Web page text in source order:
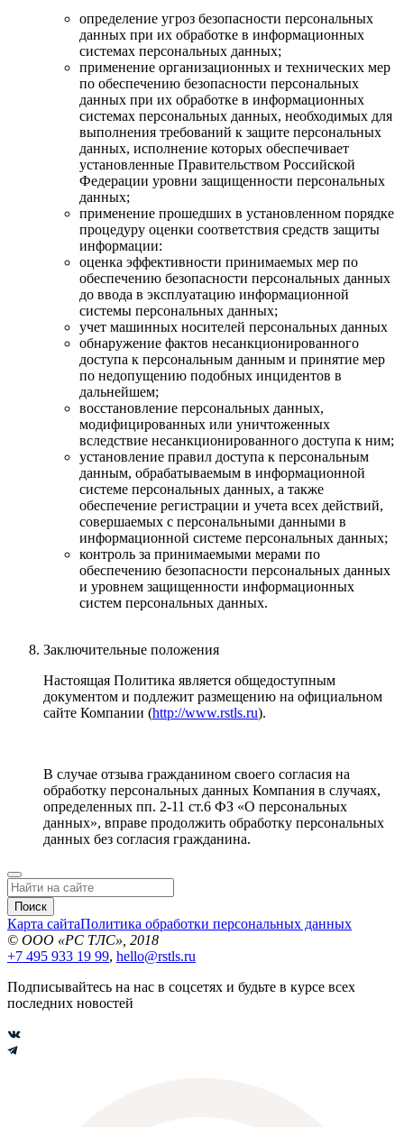
определение угроз безопасности персональных
данных при их обработке в информационных
системах персональных данных;
применение организационных и технических мер
по обеспечению безопасности персональных
данных при их обработке в информационных
системах персональных данных, необходимых для
выполнения требований к защите персональных
данных, исполнение которых обеспечивает
установленные Правительством Российской
Федерации уровни защищенности персональных
данных;
применение прошедших в установленном порядке
процедуру оценки соответствия средств защиты
информации:
оценка эффективности принимаемых мер по
обеспечению безопасности персональных данных
до ввода в эксплуатацию информационной
системы персональных данных;
учет машинных носителей персональных данных
обнаружение фактов несанкционированного
доступа к персональным данным и принятие мер
по недопущению подобных инцидентов в
дальнейшем;
восстановление персональных данных,
модифицированных или уничтоженных
вследствие несанкционированного доступа к ним;
установление правил доступа к персональным
данным, обрабатываемым в информационной
системе персональных данных, а также
обеспечение регистрации и учета всех действий,
совершаемых с персональными данными в
информационной системе персональных данных;
контроль за принимаемыми мерами по
обеспечению безопасности персональных данных
и уровнем защищенности информационных
систем персональных данных.
Заключительные положения
Настоящая Политика является общедоступным
документом и подлежит размещению на официальном
сайте Компании (http://www.rstls.ru).
В случае отзыва гражданином своего согласия на
обработку персональных данных Компания в случаях,
определенных пп. 2-11 ст.6 ФЗ «О персональных
данных», вправе продолжить обработку персональных
данных без согласия гражданина.
Поиск
Карта сайтаПолитика обработки персональных данных
© ООО «РС ТЛС», 2018
+7 495 933 19 99, hello@rstls.ru
Подписывайтесь на нас в соцсетях и будьте в курсе всех
последних новостей